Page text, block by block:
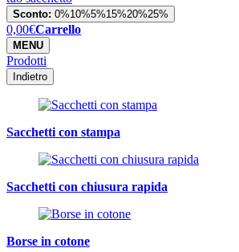
Sconto: 0%10%5%15%20%25%
0,00€Carrello
MENU
Prodotti
Indietro
Sacchetti con stampa
Sacchetti con chiusura rapida
Borse in cotone